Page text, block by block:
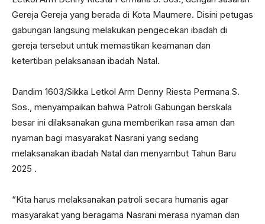
Gereja Gereja yang berada di Kota Maumere. Disini petugas
gabungan langsung melakukan pengecekan ibadah di
gereja tersebut untuk memastikan keamanan dan
ketertiban pelaksanaan ibadah Natal.
Dandim 1603/Sikka Letkol Arm Denny Riesta Permana S.
Sos., menyampaikan bahwa Patroli Gabungan berskala
besar ini dilaksanakan guna memberikan rasa aman dan
nyaman bagi masyarakat Nasrani yang sedang
melaksanakan ibadah Natal dan menyambut Tahun Baru
2025 .
“Kita harus melaksanakan patroli secara humanis agar
masyarakat yang beragama Nasrani merasa nyaman dan